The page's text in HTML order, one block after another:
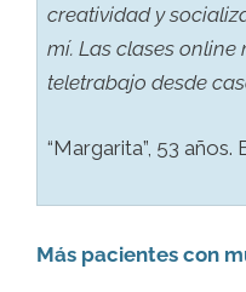
creatividad y
mí. Las clases
teletrabajo desde
“Margarita”, 53 años.
Más pacientes con